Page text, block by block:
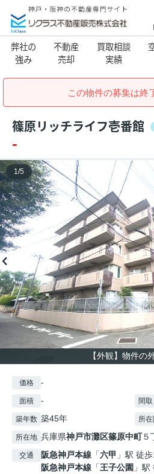
弊社の
強み
不動産
売却
買取相談
実績
この物件の募集は終
篠原リッチライフ壱番館
-
【外観】物件の
1/5
価格 -
面積 - 間取
築年数 築45年 所
所在地 兵庫県神戸市灘区篠原中町５
交通 阪急神戸本線 「六甲 」駅 徒
阪急神戸本線 「王子公園 」